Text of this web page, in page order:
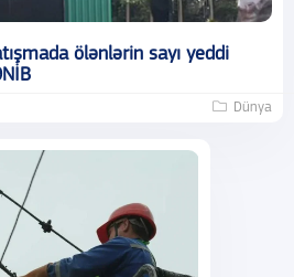
ölənlərin sayı yeddi
Dünya